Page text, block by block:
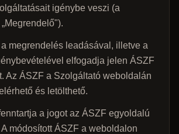
igénybe veszi (a
megrendelés leadásával, illetve a
elfogadja jelen ÁSZF
Az ÁSZF a Szolgáltató weboldalán
és letölthető.
a jogot az ÁSZF egyoldalú
módosított ÁSZF a weboldalon